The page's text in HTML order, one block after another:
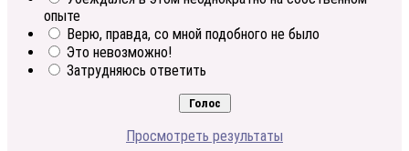
опыте
Верю, правда, со мной подобного не было
Это невозможно!
Затрудняюсь ответить
Просмотреть результаты